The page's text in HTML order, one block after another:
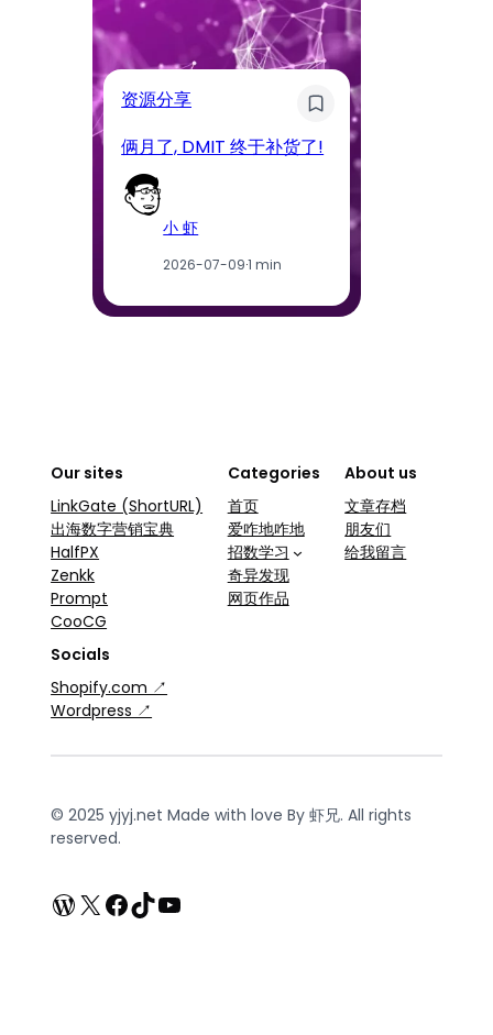
资源分享
俩月了, DMIT 终于补货了!
小 虾
2026-07-09·1 min
Our sites
LinkGate (ShortURL)
出海数字营销宝典
HalfPX
Zenkk
Prompt
CooCG
Categories
首页
爱咋地咋地
招数学习
奇异发现
网页作品
About us
文章存档
朋友们
给我留言
Socials
Shopify.com ↗
Wordpress ↗
© 2025 yjyj.net Made with love By 虾兄. All rights
reserved.
WordPress
X Facebook
TikTokYouTube